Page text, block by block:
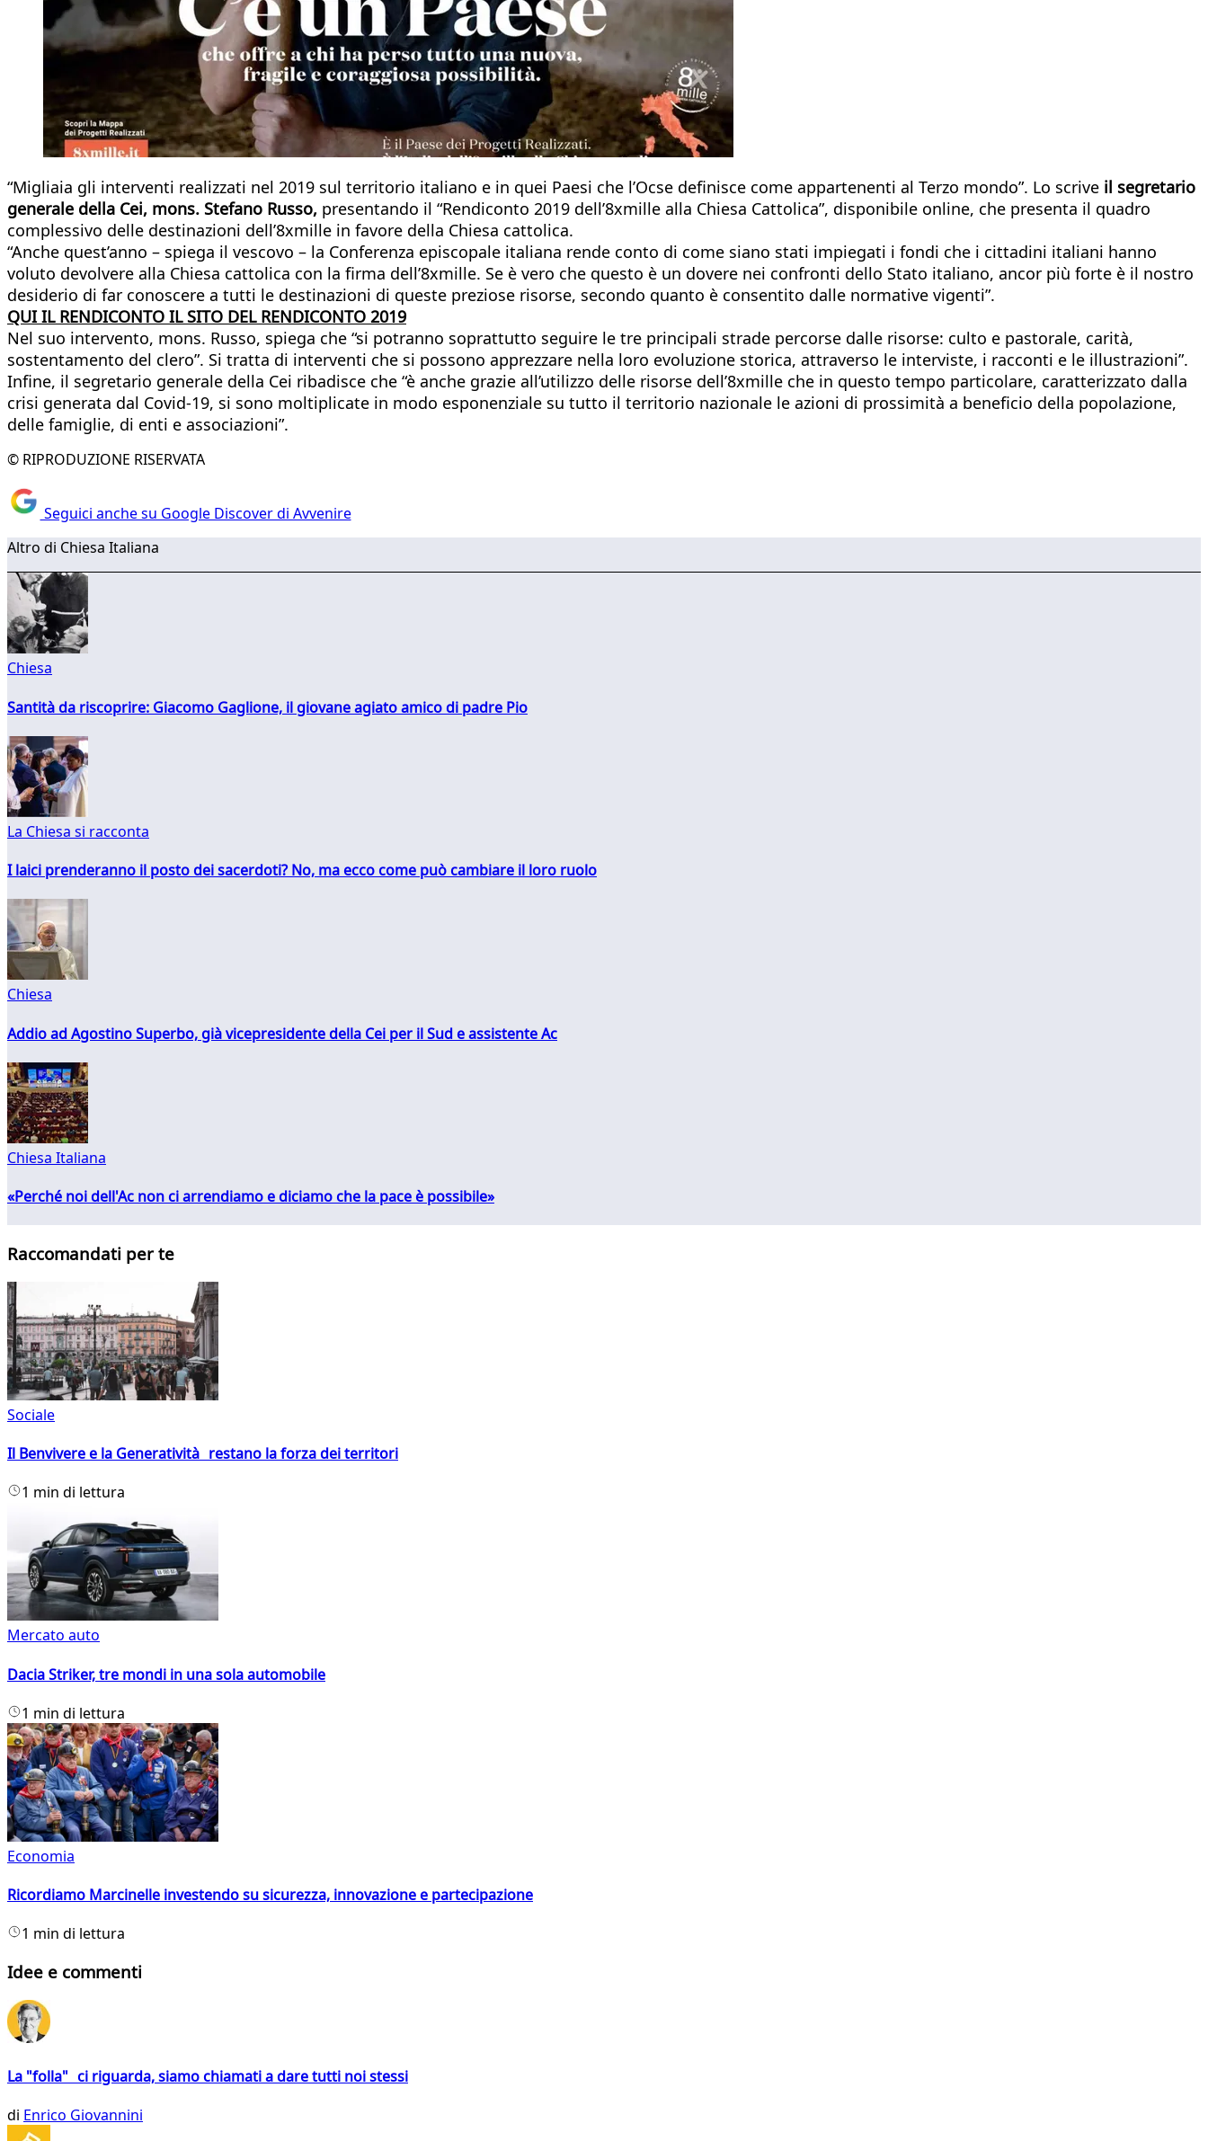
“Migliaia gli interventi realizzati nel 2019 sul territorio italiano e in quei Paesi che l’Ocse definisce come appartenenti al Terzo mondo”. Lo scrive il segretario
generale della Cei, mons. Stefano Russo, presentando il “Rendiconto 2019 dell’8xmille alla Chiesa Cattolica”, disponibile online, che presenta il quadro
complessivo delle destinazioni dell’8xmille in favore della Chiesa cattolica.
“Anche quest’anno – spiega il vescovo – la Conferenza episcopale italiana rende conto di come siano stati impiegati i fondi che i cittadini italiani hanno
voluto devolvere alla Chiesa cattolica con la firma dell’8xmille. Se è vero che questo è un dovere nei confronti dello Stato italiano, ancor più forte è il nostro
desiderio di far conoscere a tutti le destinazioni di queste preziose risorse, secondo quanto è consentito dalle normative vigenti”.
QUI IL RENDICONTO IL SITO DEL RENDICONTO 2019
Nel suo intervento, mons. Russo, spiega che “si potranno soprattutto seguire le tre principali strade percorse dalle risorse: culto e pastorale, carità,
sostentamento del clero”. Si tratta di interventi che si possono apprezzare nella loro evoluzione storica, attraverso le interviste, i racconti e le illustrazioni”.
Infine, il segretario generale della Cei ribadisce che “è anche grazie all’utilizzo delle risorse dell’8xmille che in questo tempo particolare, caratterizzato dalla
crisi generata dal Covid-19, si sono moltiplicate in modo esponenziale su tutto il territorio nazionale le azioni di prossimità a beneficio della popolazione,
delle famiglie, di enti e associazioni”.
© RIPRODUZIONE RISERVATA
Seguici anche su Google Discover di Avvenire
Altro di Chiesa Italiana
Chiesa
Santità da riscoprire: Giacomo Gaglione, il giovane agiato amico di padre Pio
La Chiesa si racconta
I laici prenderanno il posto dei sacerdoti? No, ma ecco come può cambiare il loro ruolo
Chiesa
Addio ad Agostino Superbo, già vicepresidente della Cei per il Sud e assistente Ac
Chiesa Italiana
«Perché noi dell'Ac non ci arrendiamo e diciamo che la pace è possibile»
Raccomandati per te
Sociale
Il Benvivere e la Generatività restano la forza dei territori
1 min di lettura
Mercato auto
Dacia Striker, tre mondi in una sola automobile
1 min di lettura
Economia
Ricordiamo Marcinelle investendo su sicurezza, innovazione e partecipazione
1 min di lettura
Idee e commenti
La "folla" ci riguarda, siamo chiamati a dare tutti noi stessi
di Enrico Giovannini